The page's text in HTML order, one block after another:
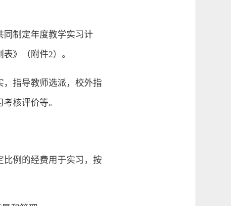
同制定年度教学实习计
》（附件2）。
指导教师选派，校外指
核评价等。
比例的经费用于实习，按